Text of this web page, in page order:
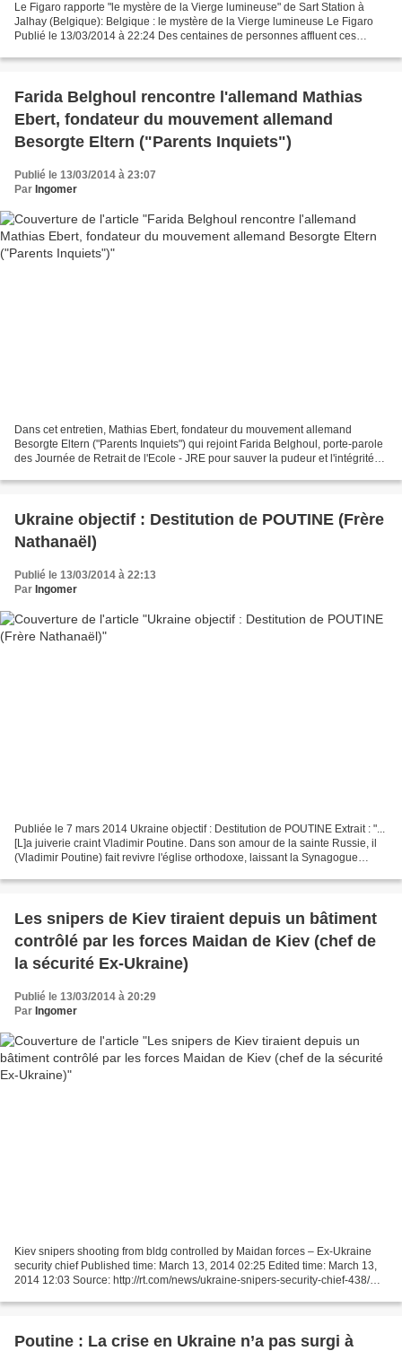
Le Figaro rapporte "le mystère de la Vierge lumineuse" de Sart Station à
Jalhay (Belgique): Belgique : le mystère de la Vierge lumineuse Le Figaro
Publié le 13/03/2014 à 22:24 Des centaines de personnes affluent ces
Farida Belghoul rencontre l'allemand Mathias
Ebert, fondateur du mouvement allemand
Besorgte Eltern ("Parents Inquiets")
Publié le 13/03/2014 à 23:07
Par Ingomer
Dans cet entretien, Mathias Ebert, fondateur du mouvement allemand
Besorgte Eltern ("Parents Inquiets") qui rejoint Farida Belghoul, porte-parole
des Journée de Retrait de l'Ecole - JRE pour sauver la pudeur et l'intégrité
Ukraine objectif : Destitution de POUTINE (Frère
Nathanaël)
Publié le 13/03/2014 à 22:13
Par Ingomer
Publiée le 7 mars 2014 Ukraine objectif : Destitution de POUTINE Extrait : "...
[L]a juiverie craint Vladimir Poutine. Dans son amour de la sainte Russie, il
(Vladimir Poutine) fait revivre l'église orthodoxe, laissant la Synagogue
Les snipers de Kiev tiraient depuis un bâtiment
contrôlé par les forces Maidan de Kiev (chef de
la sécurité Ex-Ukraine)
Publié le 13/03/2014 à 20:29
Par Ingomer
Kiev snipers shooting from bldg controlled by Maidan forces – Ex-Ukraine
security chief Published time: March 13, 2014 02:25 Edited time: March 13,
2014 12:03 Source: http://rt.com/news/ukraine-snipers-security-chief-438/
Poutine : La crise en Ukraine n’a pas surgi à